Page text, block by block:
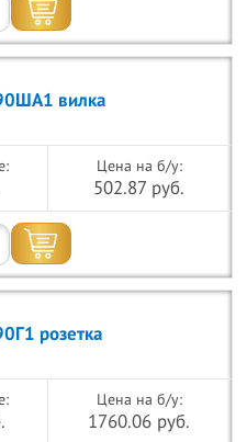
вилка
Цена на б/у:
502.87 руб.
розетка
Цена на б/у:
1760.06 руб.